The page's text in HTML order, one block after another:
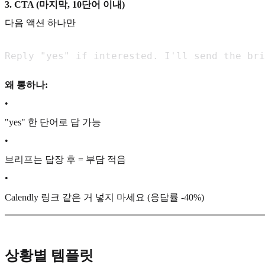
3. CTA (마지막, 10단어 이내)
다음 액션 하나만
Reply "yes" if interested. I'll send the
왜 통하나:
•
"yes" 한 단어로 답 가능
•
브리프는 답장 후 = 부담 적음
•
Calendly 링크 같은 거 넣지 마세요 (응답률 -40%)
상황별 템플릿